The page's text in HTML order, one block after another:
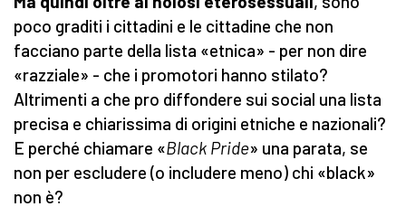
poco graditi i cittadini e le cittadine che non
facciano parte della lista «etnica» - per non dire
«razziale» - che i promotori hanno stilato?
Altrimenti a che pro diffondere sui social una lista
precisa e chiarissima di origini etniche e nazionali?
E perché chiamare «Black Pride» una parata, se
non per escludere (o includere meno) chi «black»
non è?